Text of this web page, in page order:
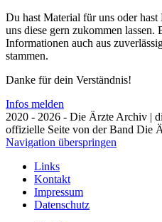
Du hast Material für uns oder
uns diese gern zukommen lassen.
Informationen auch aus
stammen.
Danke für dein Verständnis!
Infos melden
2020 - 2026 - Die Ärzte Archiv |
offizielle Seite von der Band Die
Navigation überspringen
Links
Kontakt
Impressum
Datenschutz